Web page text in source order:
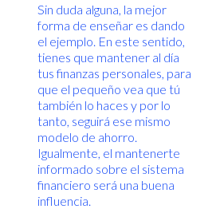
Sin duda alguna, la mejor
forma de enseñar es dando
el ejemplo. En este sentido,
tienes que mantener al día
tus finanzas personales, para
que el pequeño vea que tú
también lo haces y por lo
tanto, seguirá ese mismo
modelo de ahorro.
Igualmente, el mantenerte
informado sobre el sistema
financiero será una buena
influencia.